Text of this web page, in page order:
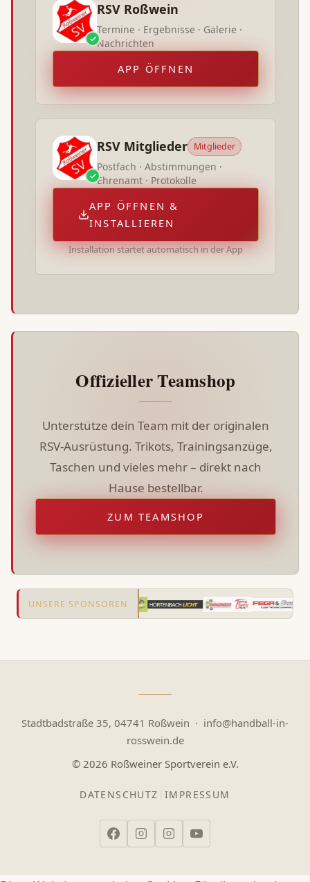
RSV Roßwein
Termine · Ergebnisse · Galerie ·
Nachrichten
APP ÖFFNEN
RSV Mitglieder Mitglieder
Postfach · Abstimmungen ·
Ehrenamt · Protokolle
APP ÖFFNEN &
INSTALLIEREN
Installation startet automatisch in der App
Offizieller Teamshop
Unterstütze dein Team mit der originalen
RSV-Ausrüstung. Trikots, Trainingsanzüge,
Taschen und vieles mehr – direkt nach
Hause bestellbar.
ZUM TEAMSHOP
UNSERE SPONSOREN
Stadtbadstraße 35, 04741 Roßwein · info@handball-in-
rosswein.de
© 2026 Roßweiner Sportverein e.V.
DATENSCHUTZ |IMPRESSUM